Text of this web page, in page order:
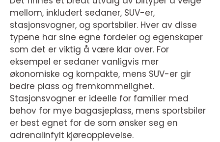
mellom, inkludert sedaner, SUV-er,
stasjonsvogner, og sportsbiler. Hver av disse
typene har sine egne fordeler og egenskaper
som det er viktig å være klar over. For
eksempel er sedaner vanligvis mer
økonomiske og kompakte, mens SUV-er gir
bedre plass og fremkommelighet.
Stasjonsvogner er ideelle for familier med
behov for mye bagasjeplass, mens sportsbiler
er best egnet for de som ønsker seg en
adrenalinfylt kjøreopplevelse.